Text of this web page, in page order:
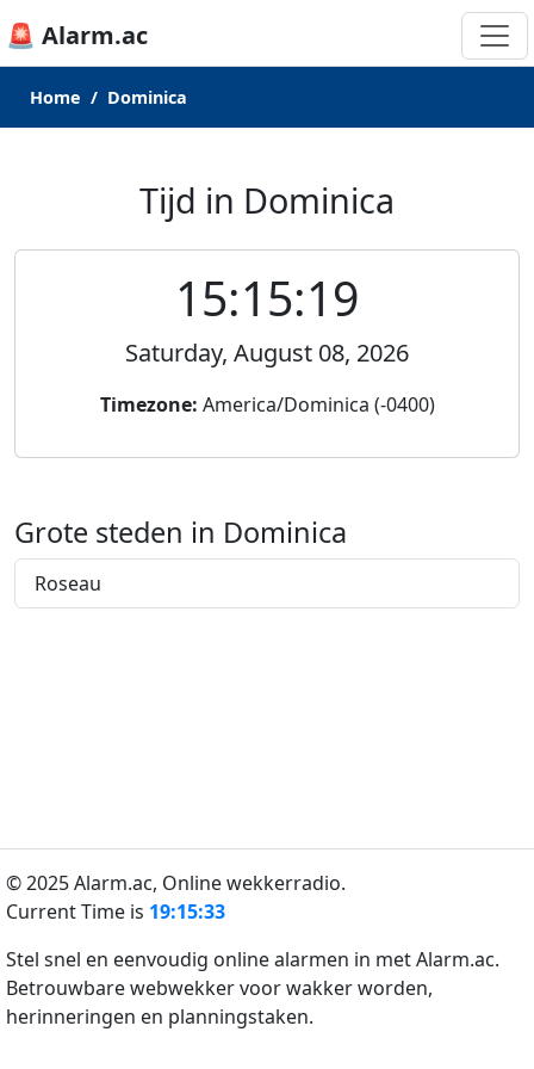
🚨 Alarm.ac
Home Dominica
Tijd in Dominica
15:15:19
Saturday, August 08, 2026
Timezone: America/Dominica (-0400)
Grote steden in Dominica
Roseau
© 2025 Alarm.ac, Online wekkerradio.
Current Time is 19:15:33
Stel snel en eenvoudig online alarmen in met Alarm.ac.
Betrouwbare webwekker voor wakker worden,
herinneringen en planningstaken.